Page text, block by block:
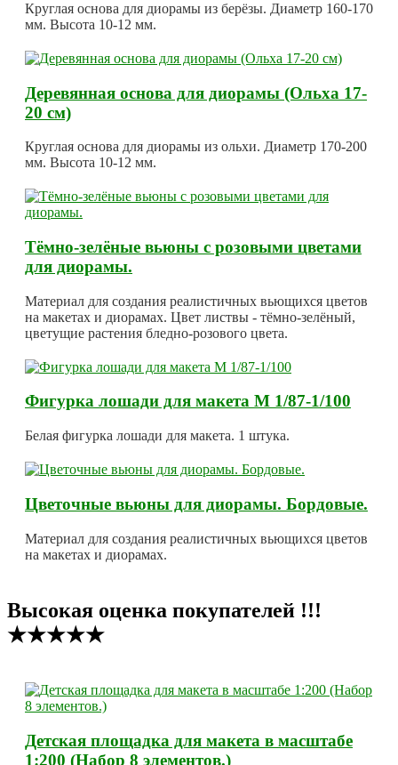
Круглая основа для диорамы из берёзы. Диаметр 160-170
мм. Высота 10-12 мм.
Деревянная основа для диорамы (Ольха 17-
20 см)
Круглая основа для диорамы из ольхи. Диаметр 170-200
мм. Высота 10-12 мм.
Тёмно-зелёные вьюны с розовыми цветами
для диорамы.
Материал для создания реалистичных вьющихся цветов
на макетах и диорамах. Цвет листвы - тёмно-зелёный,
цветущие растения бледно-розового цвета.
Фигурка лошади для макета М 1/87-1/100
Белая фигурка лошади для макета. 1 штука.
Цветочные вьюны для диорамы. Бордовые.
Материал для создания реалистичных вьющихся цветов
на макетах и диорамах.
Высокая оценка покупателей !!!
★★★★★
Детская площадка для макета в масштабе
1:200 (Набор 8 элементов.)